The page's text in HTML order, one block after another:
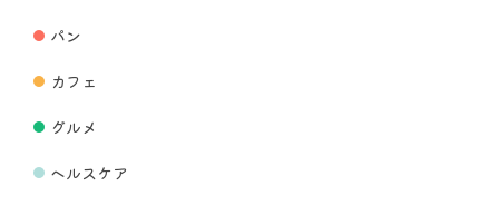
パン
カフェ
グルメ
ヘルスケア